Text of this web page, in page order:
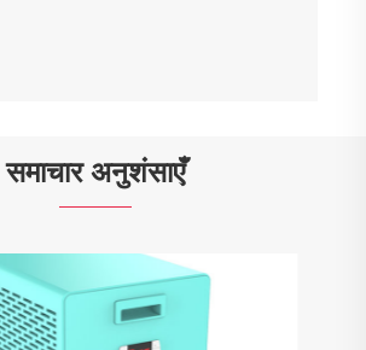
समाचार अनुशंसाएँ